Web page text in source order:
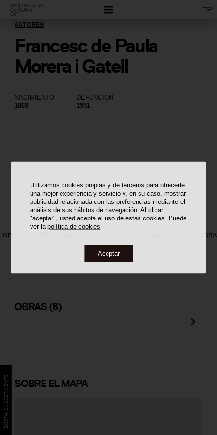
Utilizamos cookies propias y de terceros para ofrecerle
una mejor experiencia y servicio y, en su caso, mostrar
publicidad relacionada con las preferencias mediante el
análisis de sus hábitos de navegación. Al clicar
"aceptar", usted acepta el uso de estas cookies. Puede
ver lapolítica de cookies
Aceptar
ESP
NACIMIENTO
1869
DEFUNCIÓN
1951
AUTORES
Francesc de Paula
Morera i Gatell
OBRAS
OBRAS(6)
Edificio Pal·las
SOBREEL MAPA
BÚSTIA SUGGERIMENTS